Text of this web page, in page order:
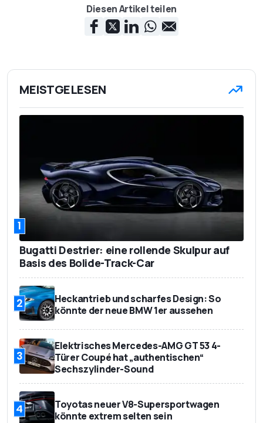
Diesen Artikel teilen
MEISTGELESEN
1
Bugatti Destrier: eine rollende Skulpur auf
Basis des Bolide-Track-Car
2
Heckantrieb und scharfes Design: So
könnte der neue BMW 1er aussehen
3
Elektrisches Mercedes-AMG GT 53 4-
Türer Coupé hat „authentischen“
Sechszylinder-Sound
4
Toyotas neuer V8-Supersportwagen
könnte extrem selten sein